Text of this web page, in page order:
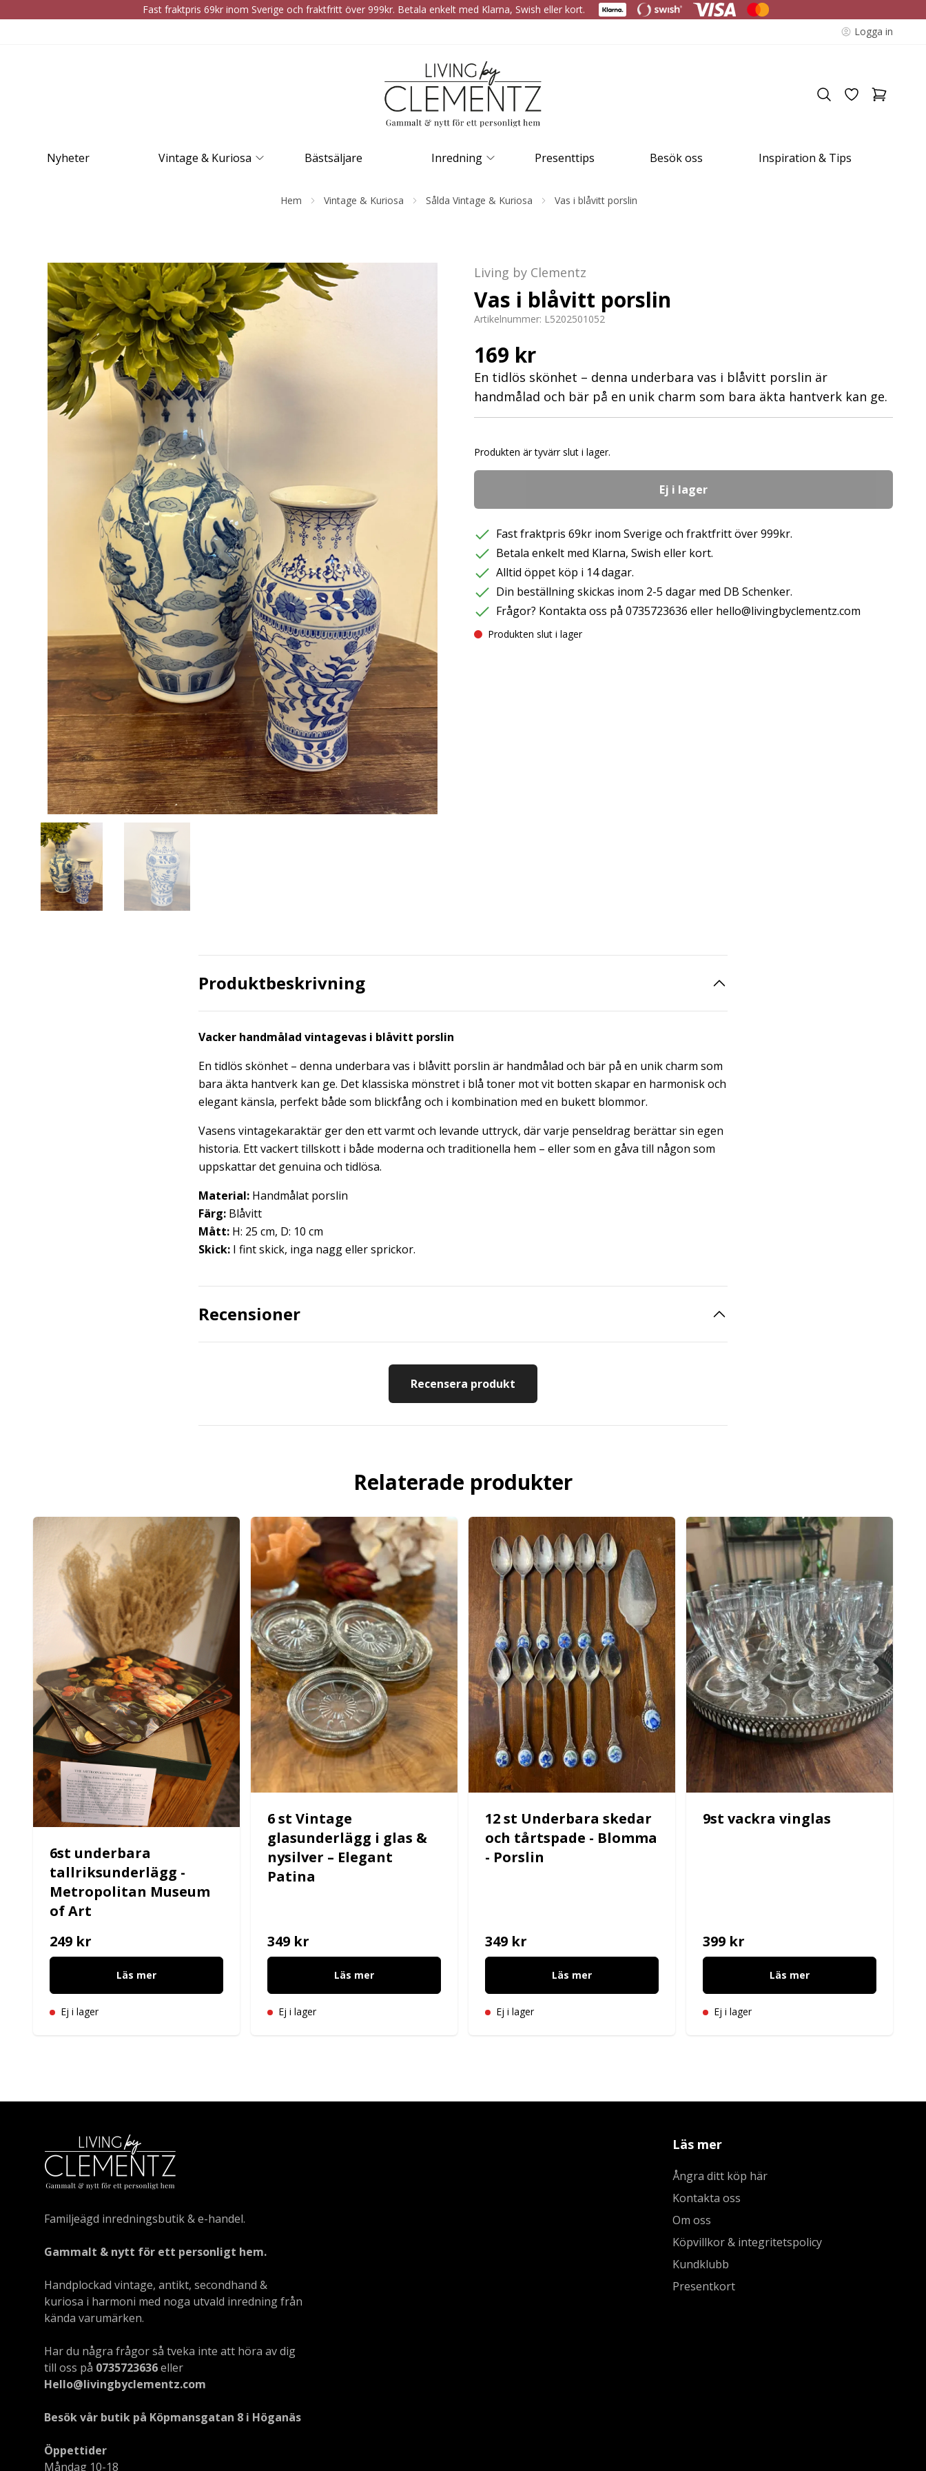
Fast fraktpris 69kr inom Sverige och fraktfritt över 999kr. Betala enkelt med Klarna, Swish eller kort.
Logga in
Nyheter Vintage & Kuriosa Bästsäljare Inredning Presenttips Besök oss Inspiration & Tips
Hem Vintage & Kuriosa Sålda Vintage & Kuriosa Vas i blåvitt porslin
Living by Clementz
Vas i blåvitt porslin
Artikelnummer: L5202501052
169 kr
En tidlös skönhet – denna underbara vas i blåvitt porslin är
handmålad och bär på en unik charm som bara äkta hantverk kan ge.
Produkten är tyvärr slut i lager.
Ej i lager
Fast fraktpris 69kr inom Sverige och fraktfritt över 999kr.
Betala enkelt med Klarna, Swish eller kort.
Alltid öppet köp i 14 dagar.
Din beställning skickas inom 2-5 dagar med DB Schenker.
Frågor? Kontakta oss på 0735723636 eller hello@livingbyclementz.com
Produkten slut i lager
Produktbeskrivning
Vacker handmålad vintagevas i blåvitt porslin
En tidlös skönhet – denna underbara vas i blåvitt porslin är handmålad och bär på en unik charm som
bara äkta hantverk kan ge. Det klassiska mönstret i blå toner mot vit botten skapar en harmonisk och
elegant känsla, perfekt både som blickfång och i kombination med en bukett blommor.
Vasens vintagekaraktär ger den ett varmt och levande uttryck, där varje penseldrag berättar sin egen
historia. Ett vackert tillskott i både moderna och traditionella hem – eller som en gåva till någon som
uppskattar det genuina och tidlösa.
Material: Handmålat porslin
Färg: Blåvitt
Mått: H: 25 cm, D: 10 cm
Skick: I fint skick, inga nagg eller sprickor.
Recensioner
Recensera produkt
Relaterade produkter
6st underbara
tallriksunderlägg -
Metropolitan Museum
of Art
249 kr
Läs mer
Ej i lager
6 st Vintage
glasunderlägg i glas &
nysilver – Elegant
Patina
349 kr
Läs mer
Ej i lager
12 st Underbara skedar
och tårtspade - Blomma
- Porslin
349 kr
Läs mer
Ej i lager
9st vackra vinglas
399 kr
Läs mer
Ej i lager
Familjeägd inredningsbutik & e-handel.
Gammalt & nytt för ett personligt hem.
Handplockad vintage, antikt, secondhand &
kuriosa i harmoni med noga utvald inredning från
kända varumärken.
Har du några frågor så tveka inte att höra av dig
till oss på 0735723636eller
Hello@livingbyclementz.com
Besök vår butik på Köpmansgatan 8 i Höganäs
Öppettider
Måndag 10-18
Läs mer
Ångra ditt köp här
Kontakta oss
Om oss
Köpvillkor & integritetspolicy
Kundklubb
Presentkort